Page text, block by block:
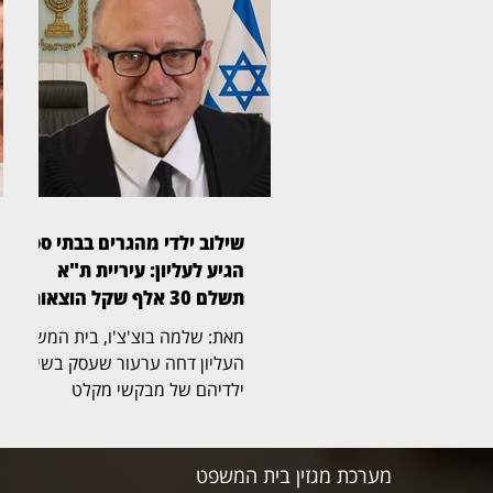
2020 בע"מ. בפני השופטת יעל
בלכר (בצילום) נדונה הבקשה
לעיכוב ההליכים. במוקד
המחלוקת עומדים הסכמים
להקמת מתקנים סולאריים בקיבוץ
נווה אור. במסגרת התביעה
דורשת לסיכו, בין היתר, תשלום
שכר חוזי שלטענתה לא שולם
ועלויות מימון. מנגד, הנתבעות
טענו כי בירור הסוגיות הטכניות
שילוב ילדי מהגרים בבתי ספר
הגיע לעליון: עיריית ת"א
תשלם 30 אלף שקל הוצאות
מאת: שלמה בוצ'צ'ו, בית המשפט
העליון דחה ערעור שעסק בשילוב
ילדיהם של מבקשי מקלט
אפריקה וחיים בה ללא מעמד
קבע, במערכת החינוך היסודיתמערכת מגזין בית המשפט